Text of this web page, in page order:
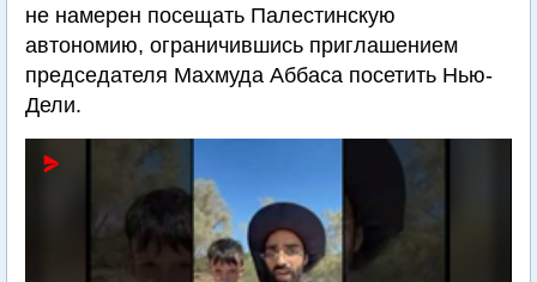
не намерен посещать Палестинскую
автономию, ограничившись приглашением
председателя Махмуда Аббаса посетить Нью-
Дели.